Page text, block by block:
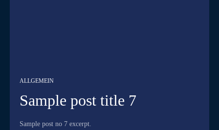
ALLGEMEIN
Sample post title 7
Sample post no 7 excerpt.